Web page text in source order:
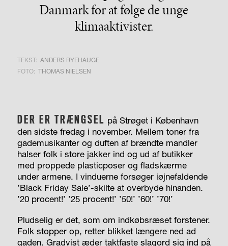
Danmark for at følge de unge
klimaaktivister.
TEKST: ANDERS RYEHAUGE
FOTO: THOMAS NIELSEN
DER ER TRÆNGSEL på Strøget i København
den sidste fredag i november. Mellem toner fra
gademusikanter og duften af brændte mandler
halser folk i store jakker ind og ud af butikker
med proppede plasticposer og fladskærme
under armene. I vinduerne forsøger iøjnefaldende
’Black Friday Sale’-skilte at overbyde hinanden.
’20 procent!’ ’25 procent!’ ’50!’ ’60!’ ’70!’
Pludselig er det, som om indkøbsræset forstener.
Folk stopper op, retter blikket længere ned ad
gaden. Gradvist æder taktfaste slagord sig ind på